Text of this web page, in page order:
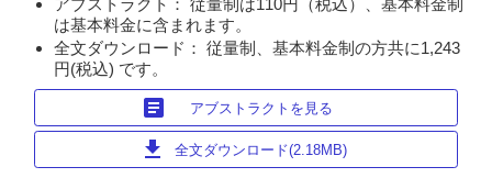
は基本料金に含まれます。
全文ダウンロード： 従量制、基本料金制の方共に1,243
円(税込) です。
article アブストラクトを見る
download 全文ダウンロード(2.18MB)